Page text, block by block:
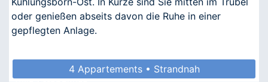
oder genießen abseits davon die Ruhe in einer
gepflegten Anlage.
4 Appartements • Strandnah